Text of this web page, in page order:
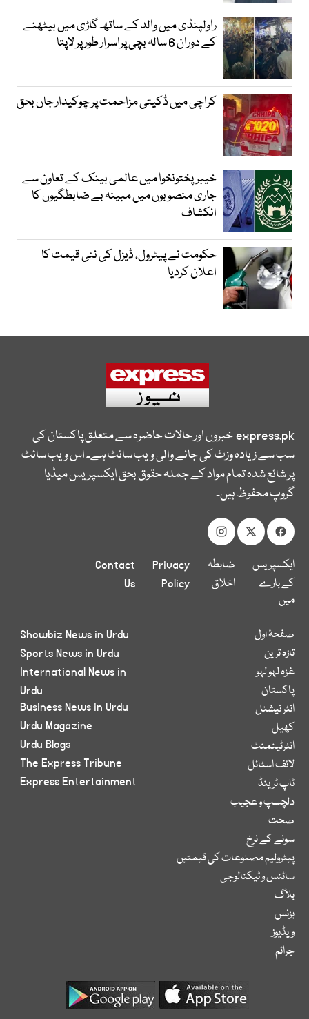
راولپنڈی میں والد کے ساتھ گاڑی میں بیٹھنے
کے دوران 6 سالہ بچی پراسرار طور پر لاپتا
کراچی میں ڈکیتی مزاحمت پر چوکیدار جاں بحق
خیبرپختونخوا میں عالمی بینک کے تعاون سے
جاری منصوبوں میں مبینہ بے ضابطگیوں کا
انکشاف
حکومت نے پیٹرول، ڈیزل کی نئی قیمت کا
اعلان کردیا
express.pkخبروں اور حالات حاضرہ سے متعلق پاکستان کی
سب سے زیادہ وزٹ کی جانے والی ویب سائٹ ہے۔ اس ویب سائٹ
پر شائع شدہ تمام مواد کے جملہ حقوق بحق ایکسپریس میڈیا
گروپ محفوظ ہیں۔
ایکسپریس
کے بارے
میں
ضابطہ
اخلاق
Privacy
Policy
Contact
Us
صفحۂ اول
تازہ ترین
غزہ لہو لہو
پاکستان
انٹر نیشنل
کھیل
انٹرٹینمنٹ
لائف اسٹائل
ٹاپ ٹرینڈ
دلچسپ و عجیب
صحت
سونے کے نرخ
پیٹرولیم مصنوعات کی قیمتیں
سائنس و ٹیکنالوجی
بلاگ
بزنس
ویڈیوز
جرائم
Showbiz News in Urdu
Sports News in Urdu
International News in
Urdu
Business News in Urdu
Urdu Magazine
Urdu Blogs
The Express Tribune
Express Entertainment